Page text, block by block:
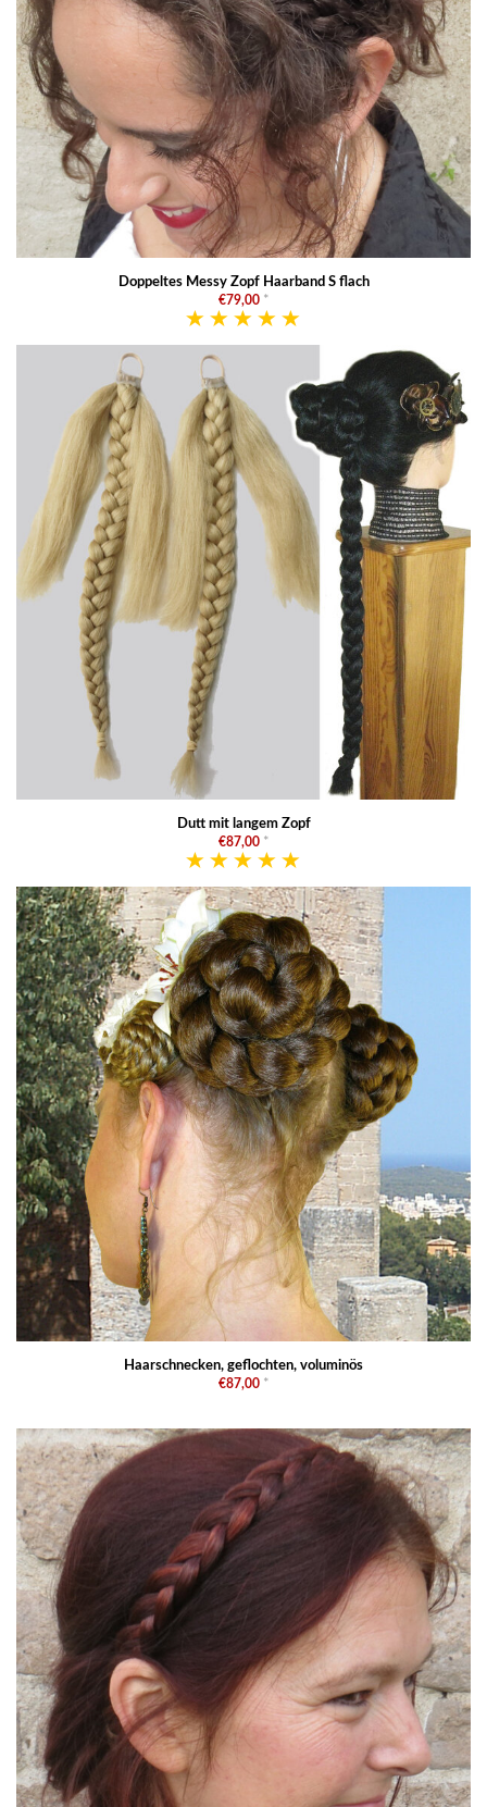
Doppeltes Messy Zopf Haarband S flach
€79,00 *
Dutt mit langem Zopf
€87,00 *
Haarschnecken, geflochten, voluminös
€87,00 *